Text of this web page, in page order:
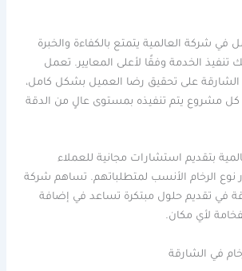
في شركة العالمية يتمتع بالكفاءة والخبرة
تنفيذ الخدمة وفقًا لأعلى المعايير. تعمل
على تحقيق رضا العميل بشكل كامل،
مشروع يتم تنفيذه بمستوى عالٍ من الدقة
بتقديم استشارات مجانية للعملاء
نوع الرخام الأنسب لمتطلباتهم. تساهم شركة
في تقديم حلول مبتكرة تساعد في إضافة
لأي مكان.
في الشارقة